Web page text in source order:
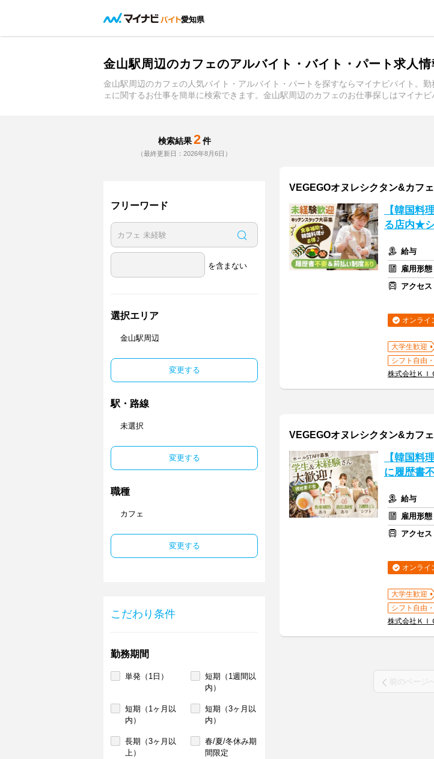
愛知県
金山駅周辺のカフェのアルバイト・バイト・パート求人情
金山駅周辺のカフェの人気バイト・アルバイト・パートを探すならマイナビバイト。
ェに関するお仕事を簡単に検索できます。金山駅周辺のカフェのお仕事探しはマイナビ
検索結果 2 件
（最終更新日：2026年8月6日）
フリーワード
を含まない
選択エリア
金山駅周辺
変更する
駅・路線
未選択
変更する
職種
カフェ
変更する
こだわり条件
勤務期間
単発（1日）
短期（1週間以
内）
短期（1ヶ月以
内）
短期（3ヶ月以
内）
長期（3ヶ月以
上）
春/夏/冬休み期
間限定
VEGEGOオヌレシクタン&カフ
【韓国料
る店内★
給与
雇用形態
アクセス
オンライ
大学生歓迎
シフト自由
株式会社ＫＩ
VEGEGOオヌレシクタン&カフ
【韓国料
に履歴書
給与
雇用形態
アクセス
オンライ
大学生歓迎
シフト自由
株式会社ＫＩ
前のページ